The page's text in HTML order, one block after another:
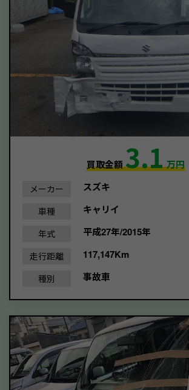
買取金額3.1万円
メーカー スズキ
車種 キャリイ
年式 平成27年/2015年
走行距離 117,147Km
種別 事故車